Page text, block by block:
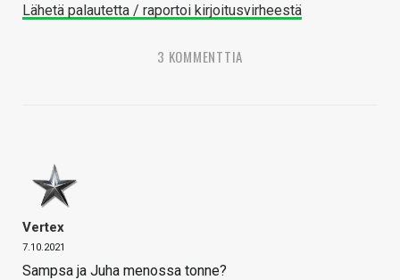
Lähetä palautetta / raportoi kirjoitusvirheestä
3 KOMMENTTIA
Vertex
7.10.2021
Sampsa ja Juha menossa tonne?